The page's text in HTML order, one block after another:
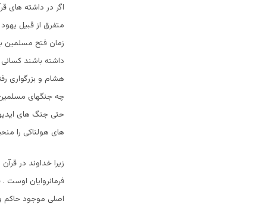
اگر در داشته های
متفرق از قبیل
زمان فتح مسلمین
داشته باشند
هشام و بزرگواری
چه جنگهای
حتی جنگ های
های هولناکی را
زیرا خداوند در
فرمانروایان اوست
اصلی موجود حاکم